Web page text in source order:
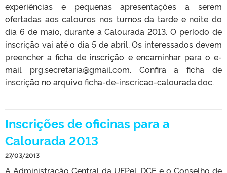
experiências e pequenas apresentações a serem
ofertadas aos calouros nos turnos da tarde e noite do
dia 6 de maio, durante a Calourada 2013. O período de
inscrição vai até o dia 5 de abril. Os interessados devem
preencher a ficha de inscrição e encaminhar para o e-
mail prg.secretaria@gmail.com. Confira a ficha de
inscrição no arquivo ficha-de-inscricao-calourada.doc.
Inscrições de oficinas para a
Calourada 2013
27/03/2013
A Administração Central da UFPel, DCE e o Conselho de